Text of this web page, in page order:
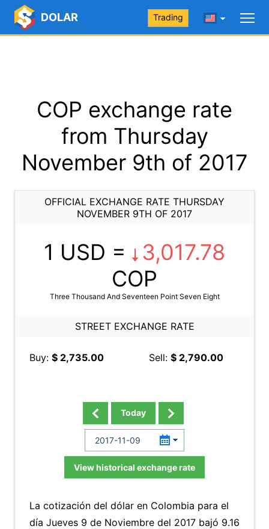
DOLAR Trading
COP exchange rate
from Thursday
November 9th of 2017
OFFICIAL EXCHANGE RATE THURSDAY
NOVEMBER 9TH OF 2017
1 USD =
3,017.78
COP
Three Thousand And Seventeen Point Seven Eight
STREET EXCHANGE RATE
Buy: $ 2,735.00 Sell: $ 2,790.00
Today
View historical exchange rate
La cotización del dólar en Colombia para el
día Jueves 9 de Noviembre del 2017 bajó 9.16